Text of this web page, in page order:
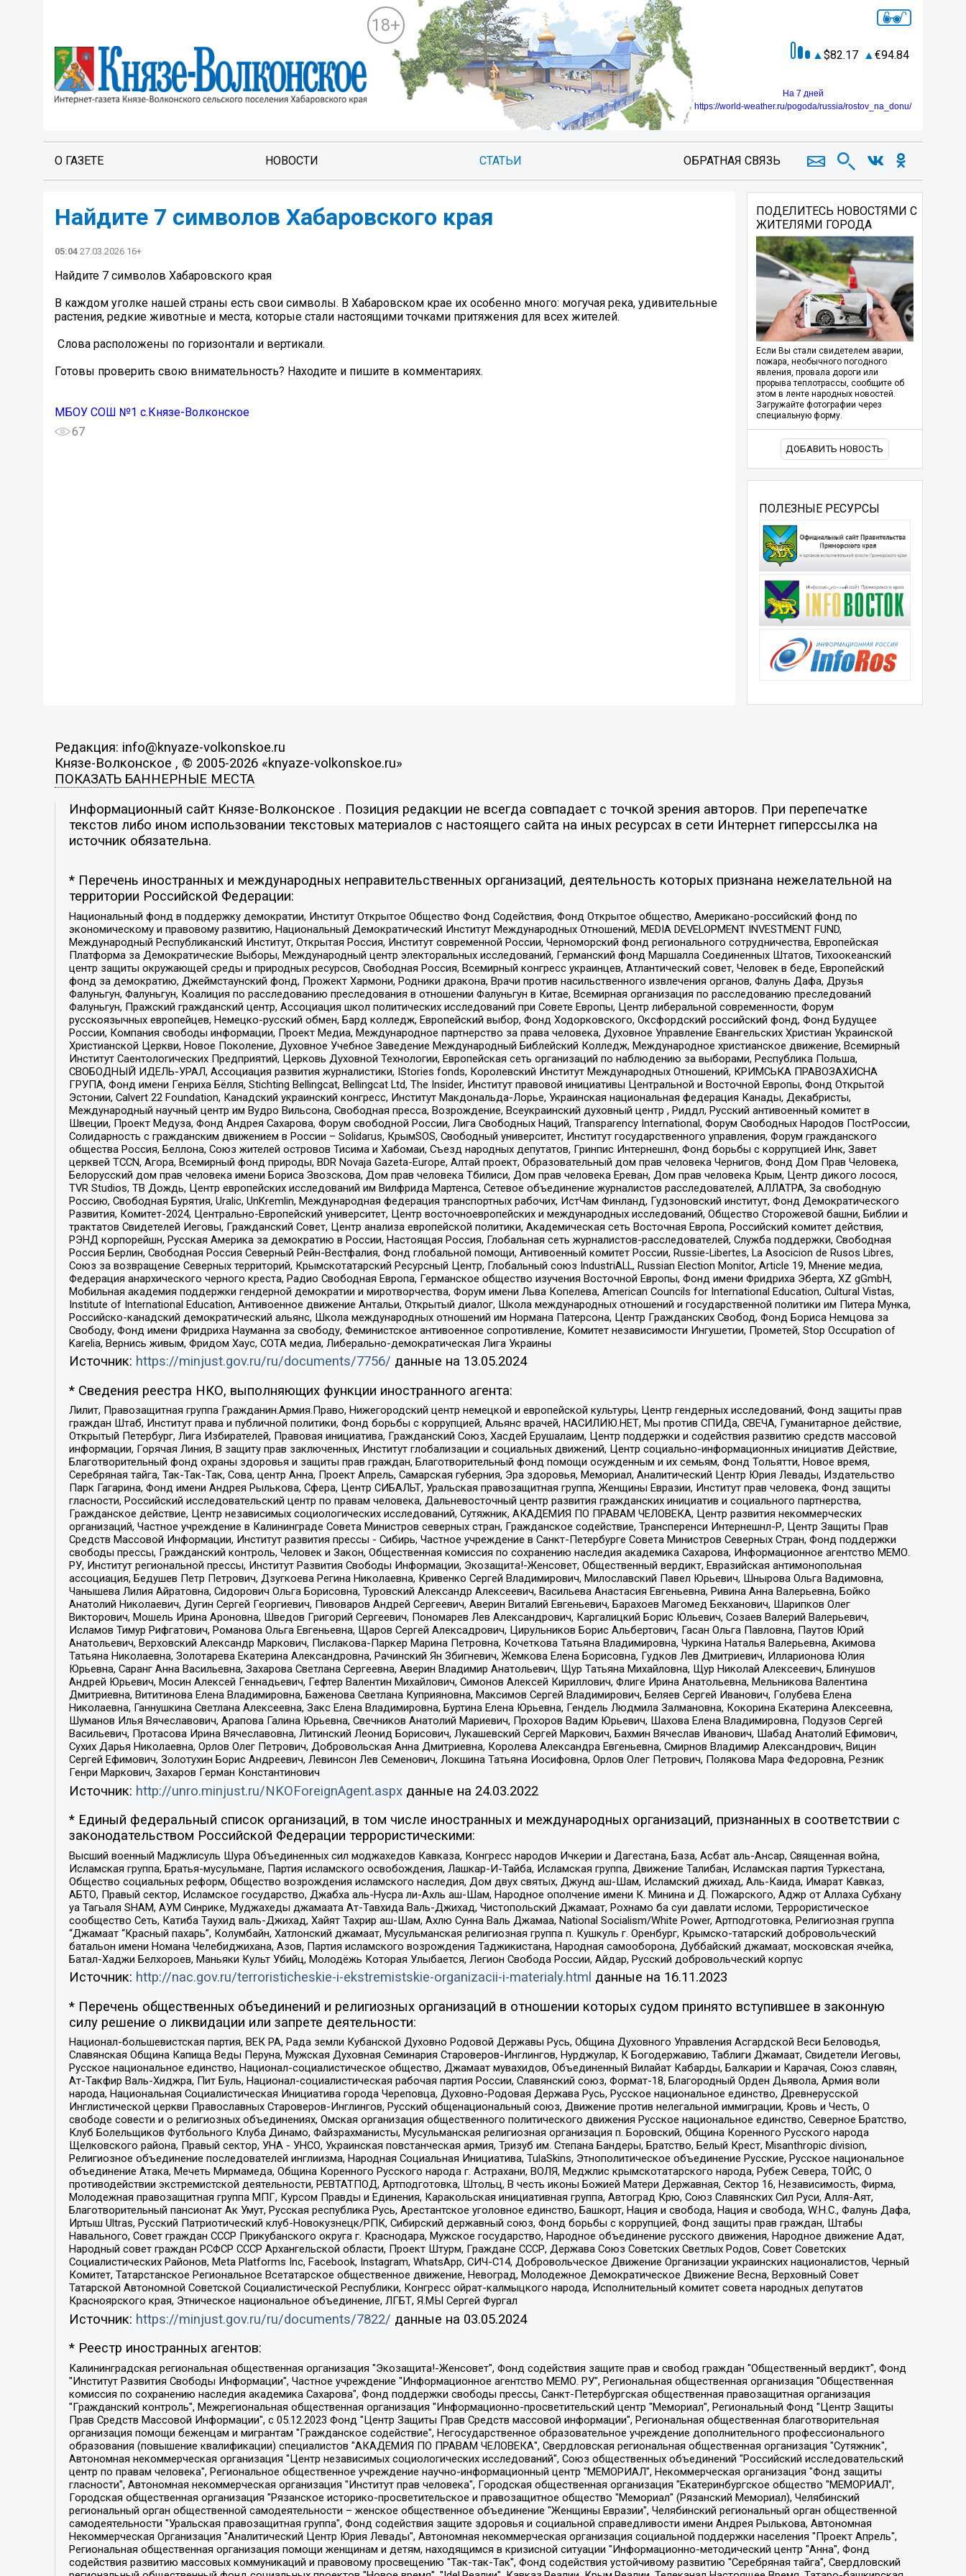
18+
82.17 94.84
На 7 дней
https://world-weather.ru/pogoda/russia/rostov_na_donu/
О ГАЗЕТЕ НОВОСТИ СТАТЬИ ОБРАТНАЯ СВЯЗЬ
Найдите 7 символов Хабаровского края
05:04 27.03.2026 16+
Найдите 7 символов Хабаровского края
В каждом уголке нашей страны есть свои символы. В Хабаровском крае их особенно много: могучая река, удивительные
растения, редкие животные и места, которые стали настоящими точками притяжения для всех жителей.
️ Слова расположены по горизонтали и вертикали.
Готовы проверить свою внимательность? Находите и пишите в комментариях.
МБОУ СОШ №1 с.Князе-Волконское
67
ПОДЕЛИТЕСЬ НОВОСТЯМИ С
ЖИТЕЛЯМИ ГОРОДА
Если Вы стали свидетелем аварии,
пожара, необычного погодного
явления, провала дороги или
прорыва теплотрассы, сообщите об
этом в ленте народных новостей.
Загружайте фотографии через
специальную форму.
ДОБАВИТЬ НОВОСТЬ
ПОЛЕЗНЫЕ РЕСУРСЫ
Редакция: info@knyaze-volkonskoe.ru
Князе-Волконское , © 2005-2026 «knyaze-volkonskoe.ru»
ПОКАЗАТЬ БАННЕРНЫЕ МЕСТА
Информационный сайт Князе-Волконское . Позиция редакции не всегда совпадает с точкой зрения авторов. При перепечатке
текстов либо ином использовании текстовых материалов с настоящего сайта на иных ресурсах в сети Интернет гиперссылка на
источник обязательна.
* Перечень иностранных и международных неправительственных организаций, деятельность которых признана нежелательной на
территории Российской Федерации:
Национальный фонд в поддержку демократии, Институт Открытое Общество Фонд Содействия, Фонд Открытое общество, Американо-российский фонд по
экономическому и правовому развитию, Национальный Демократический Институт Международных Отношений, MEDIA DEVELOPMENT INVESTMENT FUND,
Международный Республиканский Институт, Открытая Россия, Институт современной России, Черноморский фонд регионального сотрудничества, Европейская
Платформа за Демократические Выборы, Международный центр электоральных исследований, Германский фонд Маршалла Соединенных Штатов, Тихоокеанский
центр защиты окружающей среды и природных ресурсов, Свободная Россия, Всемирный конгресс украинцев, Атлантический совет, Человек в беде, Европейский
фонд за демократию, Джеймстаунский фонд, Прожект Хармони, Родники дракона, Врачи против насильственного извлечения органов, Фалунь Дафа, Друзья
Фалуньгун, Фалуньгун, Коалиция по расследованию преследования в отношении Фалуньгун в Китае, Всемирная организация по расследованию преследований
Фалуньгун, Пражский гражданский центр, Ассоциация школ политических исследований при Совете Европы, Центр либеральной современности, Форум
русскоязычных европейцев, Немецко-русский обмен, Бард колледж, Европейский выбор, Фонд Ходорковского, Оксфордский российский фонд, Фонд Будущее
России, Компания свободы информации, Проект Медиа, Международное партнерство за права человека, Духовное Управление Евангельских Христиан Украинской
Христианской Церкви, Новое Поколение, Духовное Учебное Заведение Международный Библейский Колледж, Международное христианское движение, Всемирный
Институт Саентологических Предприятий, Церковь Духовной Технологии, Европейская сеть организаций по наблюдению за выборами, Республика Польша,
СВОБОДНЫЙ ИДЕЛЬ-УРАЛ, Ассоциация развития журналистики, IStories fonds, Королевский Институт Международных Отношений, КРИМСЬКА ПРАВОЗАХИСНА
ГРУПА, Фонд имени Генриха Бёлля, Stichting Bellingcat, Bellingcat Ltd, The Insider, Институт правовой инициативы Центральной и Восточной Европы, Фонд Открытой
Эстонии, Calvert 22 Foundation, Канадский украинский конгресс, Институт Макдональда-Лорье, Украинская национальная федерация Канады, Декабристы,
Международный научный центр им Вудро Вильсона, Свободная пресса, Возрождение, Всеукраинский духовный центр , Риддл, Русский антивоенный комитет в
Швеции, Проект Медуза, Фонд Андрея Сахарова, Форум свободной России, Лига Свободных Наций, Transparеncy International, Форум Свободных Народов ПостРоссии,
Солидарность с гражданским движением в России – Solidarus, КрымSOS, Свободный университет, Институт государственного управления, Форум гражданского
общества Россия, Беллона, Союз жителей островов Тисима и Хабомаи, Съезд народных депутатов, Гринпис Интернешнл, Фонд борьбы с коррупцией Инк, Завет
церквей TCCN, Агора, Всемирный фонд природы, BDR Novaja Gazeta-Europe, Алтай проект, Образовательный дом прав человека Чернигов, Фонд Дом Прав Человека,
Белорусский дом прав человека имени Бориса Звозскова, Дом прав человека Тбилиси, Дом прав человека Ереван, Дом прав человека Крым, Центр дикого лосося,
TVR Studios, ТВ Дождь, Центр европейских исследований им Вилфрида Мартенса, Сетевое объединение журналистов расследователей, АЛЛАТРА, За свободную
Россию, Свободная Бурятия, Uralic, UnKremlin, Международная федерация транспортных рабочих, ИстЧам Финланд, Гудзоновский институт, Фонд Демократического
Развития, Комитет-2024, Центрально-Европейский университет, Центр восточноевропейских и международных исследований, Общество Сторожевой башни, Библии и
трактатов Свидетелей Иеговы, Гражданский Совет, Центр анализа европейской политики, Академическая сеть Восточная Европа, Российский комитет действия,
РЭНД корпорейшн, Русская Америка за демократию в России, Настоящая Россия, Глобальная сеть журналистов-расследователей, Служба поддержки, Свободная
Россия Берлин, Свободная Россия Северный Рейн-Вестфалия, Фонд глобальной помощи, Антивоенный комитет России, Russie-Libertes, La Asocicion de Rusos Libres,
Союз за возвращение Северных территорий, Крымскотатарский Ресурсный Центр, Глобальный союз IndustriALL, Russian Election Monitor, Article 19, Мнение медиа,
Федерация анархического черного креста, Радио Свободная Европа, Германское общество изучения Восточной Европы, Фонд имени Фридриха Эберта, XZ gGmbH,
Мобильная академия поддержки гендерной демократии и миротворчества, Форум имени Льва Копелева, American Councils for International Education, Cultural Vistas,
Institute of International Education, Антивоенное движение Антальи, Открытый диалог, Школа международных отношений и государственной политики им Питера Мунка,
Российско-канадский демократический альянс, Школа международных отношений им Нормана Патерсона, Центр Гражданских Свобод, Фонд Бориса Немцова за
Свободу, Фонд имени Фридриха Науманна за свободу, Феминистское антивоенное сопротивление, Комитет независимости Ингушетии, Прометей, Stop Occupation of
Karelia, Вернись живым, Фридом Хаус, СОТА медиа, Либерально-демократическая Лига Украины
Источник: https://minjust.gov.ru/ru/documents/7756/ данные на 13.05.2024
* Сведения реестра НКО, выполняющих функции иностранного агента:
Лилит, Правозащитная группа Гражданин.Армия.Право, Нижегородский центр немецкой и европейской культуры, Центр гендерных исследований, Фонд защиты прав
граждан Штаб, Институт права и публичной политики, Фонд борьбы с коррупцией, Альянс врачей, НАСИЛИЮ.НЕТ, Мы против СПИДа, СВЕЧА, Гуманитарное действие,
Открытый Петербург, Лига Избирателей, Правовая инициатива, Гражданский Союз, Хасдей Ерушалаим, Центр поддержки и содействия развитию средств массовой
информации, Горячая Линия, В защиту прав заключенных, Институт глобализации и социальных движений, Центр социально-информационных инициатив Действие,
Благотворительный фонд охраны здоровья и защиты прав граждан, Благотворительный фонд помощи осужденным и их семьям, Фонд Тольятти, Новое время,
Серебряная тайга, Так-Так-Так, Сова, центр Анна, Проект Апрель, Самарская губерния, Эра здоровья, Мемориал, Аналитический Центр Юрия Левады, Издательство
Парк Гагарина, Фонд имени Андрея Рылькова, Сфера, Центр СИБАЛЬТ, Уральская правозащитная группа, Женщины Евразии, Институт прав человека, Фонд защиты
гласности, Российский исследовательский центр по правам человека, Дальневосточный центр развития гражданских инициатив и социального партнерства,
Гражданское действие, Центр независимых социологических исследований, Сутяжник, АКАДЕМИЯ ПО ПРАВАМ ЧЕЛОВЕКА, Центр развития некоммерческих
организаций, Частное учреждение в Калининграде Совета Министров северных стран, Гражданское содействие, Трансперенси Интернешнл-Р, Центр Защиты Прав
Средств Массовой Информации, Институт развития прессы - Сибирь, Частное учреждение в Санкт-Петербурге Совета Министров Северных Стран, Фонд поддержки
свободы прессы, Гражданский контроль, Человек и Закон, Общественная комиссия по сохранению наследия академика Сахарова, Информационное агентство МЕМО.
РУ, Институт региональной прессы, Институт Развития Свободы Информации, Экозащита!-Женсовет, Общественный вердикт, Евразийская антимонопольная
ассоциация, Бедушев Петр Петрович, Дзугкоева Регина Николаевна, Кривенко Сергей Владимирович, Милославский Павел Юрьевич, Шнырова Ольга Вадимовна,
Чанышева Лилия Айратовна, Сидорович Ольга Борисовна, Туровский Александр Алексеевич, Васильева Анастасия Евгеньевна, Ривина Анна Валерьевна, Бойко
Анатолий Николаевич, Дугин Сергей Георгиевич, Пивоваров Андрей Сергеевич, Аверин Виталий Евгеньевич, Барахоев Магомед Бекханович, Шарипков Олег
Викторович, Мошель Ирина Ароновна, Шведов Григорий Сергеевич, Пономарев Лев Александрович, Каргалицкий Борис Юльевич, Созаев Валерий Валерьевич,
Исламов Тимур Рифгатович, Романова Ольга Евгеньевна, Щаров Сергей Алексадрович, Цирульников Борис Альбертович, Гасан Ольга Павловна, Паутов Юрий
Анатольевич, Верховский Александр Маркович, Пислакова-Паркер Марина Петровна, Кочеткова Татьяна Владимировна, Чуркина Наталья Валерьевна, Акимова
Татьяна Николаевна, Золотарева Екатерина Александровна, Рачинский Ян Збигневич, Жемкова Елена Борисовна, Гудков Лев Дмитриевич, Илларионова Юлия
Юрьевна, Саранг Анна Васильевна, Захарова Светлана Сергеевна, Аверин Владимир Анатольевич, Щур Татьяна Михайловна, Щур Николай Алексеевич, Блинушов
Андрей Юрьевич, Мосин Алексей Геннадьевич, Гефтер Валентин Михайлович, Симонов Алексей Кириллович, Флиге Ирина Анатольевна, Мельникова Валентина
Дмитриевна, Вититинова Елена Владимировна, Баженова Светлана Куприяновна, Максимов Сергей Владимирович, Беляев Сергей Иванович, Голубева Елена
Николаевна, Ганнушкина Светлана Алексеевна, Закс Елена Владимировна, Буртина Елена Юрьевна, Гендель Людмила Залмановна, Кокорина Екатерина Алексеевна,
Шуманов Илья Вячеславович, Арапова Галина Юрьевна, Свечников Анатолий Мариевич, Прохоров Вадим Юрьевич, Шахова Елена Владимировна, Подузов Сергей
Васильевич, Протасова Ирина Вячеславовна, Литинский Леонид Борисович, Лукашевский Сергей Маркович, Бахмин Вячеслав Иванович, Шабад Анатолий Ефимович,
Сухих Дарья Николаевна, Орлов Олег Петрович, Добровольская Анна Дмитриевна, Королева Александра Евгеньевна, Смирнов Владимир Александрович, Вицин
Сергей Ефимович, Золотухин Борис Андреевич, Левинсон Лев Семенович, Локшина Татьяна Иосифовна, Орлов Олег Петрович, Полякова Мара Федоровна, Резник
Генри Маркович, Захаров Герман Константинович
Источник: http://unro.minjust.ru/NKOForeignAgent.aspxданные на 24.03.2022
* Единый федеральный список организаций, в том числе иностранных и международных организаций, признанных в соответствии с
законодательством Российской Федерации террористическими:
Высший военный Маджлисуль Шура Объединенных сил моджахедов Кавказа, Конгресс народов Ичкерии и Дагестана, База, Асбат аль-Ансар, Священная война,
Исламская группа, Братья-мусульмане, Партия исламского освобождения, Лашкар-И-Тайба, Исламская группа, Движение Талибан, Исламская партия Туркестана,
Общество социальных реформ, Общество возрождения исламского наследия, Дом двух святых, Джунд аш-Шам, Исламский джихад, Аль-Каида, Имарат Кавказ,
АБТО, Правый сектор, Исламское государство, Джабха аль-Нусра ли-Ахль аш-Шам, Народное ополчение имени К. Минина и Д. Пожарского, Аджр от Аллаха Субхану
уа Тагьаля SHAM, АУМ Синрике, Муджахеды джамаата Ат-Тавхида Валь-Джихад, Чистопольский Джамаат, Рохнамо ба суи давлати исломи, Террористическое
сообщество Сеть, Катиба Таухид валь-Джихад, Хайят Тахрир аш-Шам, Ахлю Сунна Валь Джамаа, National Socialism/White Power, Артподготовка, Религиозная группа
“Джамаат “Красный пахарь”, Колумбайн, Хатлонский джамаат, Мусульманская религиозная группа п. Кушкуль г. Оренбург, Крымско-татарский добровольческий
батальон имени Номана Челебиджихана, Азов, Партия исламского возрождения Таджикистана, Народная самооборона, Дуббайский джамаат, московская ячейка,
Батал-Хаджи Белхороев, Маньяки Культ Убийц, Молодёжь Которая Улыбается, Легион Свобода России, Айдар, Русский добровольческий корпус
Источник: http://nac.gov.ru/terroristicheskie-i-ekstremistskie-organizacii-i-materialy.html данные на 16.11.2023
* Перечень общественных объединений и религиозных организаций в отношении которых судом принято вступившее в законную
силу решение о ликвидации или запрете деятельности:
Национал-большевистская партия, ВЕК РА, Рада земли Кубанской Духовно Родовой Державы Русь, Община Духовного Управления Асгардской Веси Беловодья,
Славянская Община Капища Веды Перуна, Мужская Духовная Семинария Староверов-Инглингов, Нурджулар, К Богодержавию, Таблиги Джамаат, Свидетели Иеговы,
Русское национальное единство, Национал-социалистическое общество, Джамаат мувахидов, Объединенный Вилайат Кабарды, Балкарии и Карачая, Союз славян,
Ат-Такфир Валь-Хиджра, Пит Буль, Национал-социалистическая рабочая партия России, Славянский союз, Формат-18, Благородный Орден Дьявола, Армия воли
народа, Национальная Социалистическая Инициатива города Череповца, Духовно-Родовая Держава Русь, Русское национальное единство, Древнерусской
Инглистической церкви Православных Староверов-Инглингов, Русский общенациональный союз, Движение против нелегальной иммиграции, Кровь и Честь, О
свободе совести и о религиозных объединениях, Омская организация общественного политического движения Русское национальное единство, Северное Братство,
Клуб Болельщиков Футбольного Клуба Динамо, Файзрахманисты, Мусульманская религиозная организация п. Боровский, Община Коренного Русского народа
Щелковского района, Правый сектор, УНА - УНСО, Украинская повстанческая армия, Тризуб им. Степана Бандеры, Братство, Белый Крест, Misanthropic division,
Религиозное объединение последователей инглиизма, Народная Социальная Инициатива, TulaSkins, Этнополитическое объединение Русские, Русское национальное
объединение Атака, Мечеть Мирмамеда, Община Коренного Русского народа г. Астрахани, ВОЛЯ, Меджлис крымскотатарского народа, Рубеж Севера, ТОЙС, О
противодействии экстремистской деятельности, РЕВТАТПОД, Артподготовка, Штольц, В честь иконы Божией Матери Державная, Сектор 16, Независимость, Фирма,
Молодежная правозащитная группа МПГ, Курсом Правды и Единения, Каракольская инициативная группа, Автоград Крю, Союз Славянских Сил Руси, Алля-Аят,
Благотворительный пансионат Ак Умут, Русская республика Русь, Арестантское уголовное единство, Башкорт, Нация и свобода, Нация и свобода, W.H.С., Фалунь Дафа,
Иртыш Ultras, Русский Патриотический клуб-Новокузнецк/РПК, Сибирский державный союз, Фонд борьбы с коррупцией, Фонд защиты прав граждан, Штабы
Навального, Совет граждан СССР Прикубанского округа г. Краснодара, Мужское государство, Народное объединение русского движения, Народное движение Адат,
Народный совет граждан РСФСР СССР Архангельской области, Проект Штурм, Граждане СССР, Держава Союз Советских Светлых Родов, Совет Советских
Социалистических Районов, Meta Platforms Inc, Facebook, Instagram, WhatsApp, СИЧ-С14, Добровольческое Движение Организации украинских националистов, Черный
Комитет, Татарстанское Региональное Всетатарское общественное движение, Невоград, Молодежное Демократическое Движение Весна, Верховный Совет
Татарской Автономной Советской Социалистической Республики, Конгресс ойрат-калмыцкого народа, Исполнительный комитет совета народных депутатов
Красноярского края, Этническое национальное объединение, ЛГБТ, Я.МЫ Сергей Фургал
Источник: https://minjust.gov.ru/ru/documents/7822/ данные на 03.05.2024
* Реестр иностранных агентов:
Калининградская региональная общественная организация "Экозащита!-Женсовет", Фонд содействия защите прав и свобод граждан "Общественный вердикт", Фонд "Институт Развития Свободы Информации", Частное учреждение "Информационное агентство МЕМО. РУ", Региональная общественная организация "Общественная комиссия по сохранению наследия академика Сахарова", Фонд поддержки свободы прессы, Санкт-Петербургская общественная правозащитная организация "Гражданский контроль", Межрегиональная общественная организация "Информационно-просветительский центр "Мемориал", Региональный Фонд "Центр Защиты Прав Средств Массовой Информации", с 05.12.2023 Фонд "Центр Защиты Прав Средств массовой информации", Региональная общественная благотворительная организация помощи беженцам и мигрантам "Гражданское содействие", Негосударственное образовательное учреждение дополнительного профессионального образования (повышение квалификации) специалистов "АКАДЕМИЯ ПО ПРАВАМ ЧЕЛОВЕКА", Свердловская региональная общественная организация "Сутяжник", Автономная некоммерческая организация "Центр независимых социологических исследований", Союз общественных объединений "Российский исследовательский центр по правам человека", Региональное общественное учреждение научно-информационный центр "МЕМОРИАЛ", Некоммерческая организация "Фонд защиты гласности", Автономная некоммерческая организация "Институт прав человека", Городская общественная организация "Екатеринбургское общество "МЕМОРИАЛ", Городская общественная организация "Рязанское историко-просветительское и правозащитное общество "Мемориал" (Рязанский Мемориал), Челябинский региональный орган общественной самодеятельности – женское общественное объединение "Женщины Евразии", Челябинский региональный орган общественной самодеятельности "Уральская правозащитная группа", Фонд содействия защите здоровья и социальной справедливости имени Андрея Рылькова, Автономная Некоммерческая Организация "Аналитический Центр Юрия Левады", Автономная некоммерческая организация социальной поддержки населения "Проект Апрель", Региональная общественная организация помощи женщинам и детям, находящимся в кризисной ситуации "Информационно-методический центр "Анна", Фонд содействия развитию массовых коммуникаций и правовому просвещению "Так-так-Так", Фонд содействия устойчивому развитию "Серебряная тайга", Свердловский региональный общественный фонд социальных проектов "Новое время", "Idel.Реалии", Кавказ.Реалии, Крым.Реалии, Телеканал Настоящее Время, Татаро-башкирская служба Радио Свобода (Azatliq Radiosi), Радио Свободная Европа/Радио Свобода (PCE/PC), "Сибирь.Реалии", "Фактограф", Благотворительный фонд помощи осужденным и их семьям, Автономная некоммерческая организация "Институт глобализации и социальных движений", Фонд "В защиту прав заключенных", Частное учреждение "Центр поддержки и содействия развитию средств массовой информации", Пензенский региональный общественный благотворительный фонд "Гражданский союз", "Север.Реалии", Некоммерческая организация Фонд "Правовая инициатива", Общество с ограниченной ответственностью "Радио Свободная Европа/Радио Свобода", Чешское информационное агентство "MEDIUM-ORIENT", Красноярская региональная общественная организация "Мы против СПИДа", Камалягин Денис Николаевич, Маркелов Сергей Евгеньевич, Пономарев Лев Александрович, Савицкая Людмила Алексеевна, Автономная некоммерческая организация "Центр по работе с проблемой насилия "НАСИЛИЮ.НЕТ", Межрегиональный профессиональный союз работников здравоохранения "Альянс врачей", Юридическое лицо, зарегистрированное в Латвийской Республике, SIA "Medusa Project" (регистрационный номер 40103797863, дата регистрации 10.06.2014), Некоммерческая организация "Фонд по борьбе с коррупцией", Автономная некоммерческая организация "Институт права и публичной политики", Баданин Роман Сергеевич, Гликин Максим Александрович, Железнова Мария Михайловна, Лукьянова Юлия Сергеевна, Маетная Елизавета Витальевна, Маняхин Петр Борисович, Чуракова Ольга Владимировна, Ярош Юлия Петровна, Юридическое лицо "The Insider SIA", зарегистрированное в Риге, Латвийская Республика (дата регистрации 26.06.2015), являющееся администратором доменного имени интернет-издания "The Insider SIA", https://theins.ru, Постернак Алексей Евгеньевич, Рубин Михаил Аркадьевич, Анин Роман Александрович, Юридическое лицо Istories fonds, зарегистрированное в Латвийской Республике (регистрационный номер 50008295751, дата регистрации 24.02.2020), Великовский Дмитрий Александрович, Долинина Ирина Николаевна, Мароховская Алеся Алексеевна, Шлейнов Роман Юрьевич, Шмагун Олеся Валентиновна, Общество с ограниченной ответственностью "Альтаир 2021", Общество с ограниченной ответственностью "Вега 2021", Общество с ограниченной ответственностью "Главный редактор 2021", Общество с ограниченной ответственностью "Ромашки монолит", Важенков Артем Валерьевич, Ивановская областная общественная организация "Центр гендерных исследований", Гурман Юрий Альбертович, Медиапроект "ОВД-Инфо", Егоров Владимир Владимирович, Жилинский Владимир Александрович, Общество с ограниченной ответственностью "ЗП", Иванова София Юрьевна, Карезина Инна Павловна, Кильтау Екатерина Викторовна, Петров Алексей Викторович, Пискунов Сергей Евгеньевич, Смирнов Сергей Сергеевич, Тихонов Михаил Сергеевич, Общество с ограниченной ответственностью "ЖУРНАЛИСТ-ИНОСТРАННЫЙ АГЕНТ", Арапова Галина Юрьевна, Вольтская Татьяна Анатольевна, Американская компания "Mason G.E.S. Anonymous Foundation" (США), являющаяся владельцем интернет-издания https://mnews.world/, Компания "Stichting Bellingcat", зарегистрированная в Нидерландах (дата регистрации 11.07.2018), Захаров Андрей Вячеславович, Клепиковская Екатерина Дмитриевна, Общество с ограниченной ответственностью "МЕМО", Перл Роман Александрович, Симонов Евгений Алексеевич, Соловьева Елена Анатольевна, Сотников Даниил Владимирович, Сурначева Елизавета Дмитриевна, Автономная некоммерческая организация по защите прав человека и информированию населения "Якутия – Наше Мнение", Общество с ограниченной ответственностью "Москоу диджитал медиа", с 26.01.2023 Общество с ограниченной ответственностью "Чайка Белые сады", Ветошкина Валерия Валерьевна, Заговора Максим Александрович, Межрегиональное общественное движение "Российская ЛГБТ - сеть", Оленичев Максим Владимирович, Павлов Иван Юрьевич, Скворцова Елена Сергеевна, Общество с ограниченной ответственностью "Как бы инагент", Кочетков Игорь Викторович, Общество с ограниченной ответственностью "Честные выборы", Еланчик Олег Александрович, Общество с ограниченной ответственностью "Нобелевский призыв", Гималова Регина Эмилевна, Григорьев Андрей Валерьевич, Григорьева Алина Александровна, Ассоциация по содействию защите прав призывников, альтернативнослужащих и военнослужащих "Правозащитная группа "Гражданин.Армия.Право", Хисамова Регина Фаритовна, Автономная некоммерческая организация по реализации социально-правовых программ "Лилит", Дальневосточное общественное движение "Маяк", Санкт-Петербургская ЛГБТ-инициативная группа "Выход", Инициативная группа ЛГБТ+ "Реверс", Алексеев Андрей Викторович, Бекбулатова Таисия Львовна, Беляев Иван Михайлович, Владыкина Елена Сергеевна, Гельман Марат Александрович, Никульшина Вероника Юрьевна, Толоконникова Надежда Андреевна, Шендерович Виктор Анатольевич, Общество с ограниченной ответственностью "Данное сообщение", Общество с ограниченной ответственностью Издательский дом "Новая глава", Айнбиндер Александра Александровна, Московский комьюнити-центр для ЛГБТ+инициатив, Благотворительный фонд развития филантропии, Deutsche Welle (Германия, Kurt-Schumacher-Strasse 3, 53113 Bonn), Борзунова Мария Михайловна, Воробьев Виктор Викторович, Голубева Анна Львовна, Константинова Алла Михайловна, Малкова Ирина Владимировна, Мурадов Мурад Абдулгалимович, Осетинская Елизавета Николаевна, Понасенков Евгений Николаевич, Ганапольский Матвей Юрьевич, Киселев Евгений Алексеевич, Борухович Ирина Григорьевна, Дремин Иван Тимофеевич, Дубровский Дмитрий Викторович, Красноярская региональная общественная организация поддержки и развития альтернативных образовательных технологий и межкультурных коммуникаций "ИНТЕРРА", Маяковская Екатерина Алексеевна, Фейгин Марк Захарович, Филимонов Андрей Викторович, Дзугкоева Регина Николаевна, Доброхотов Роман Александрович, Дудь Юрий Александрович, Елкин Сергей Владимирович, Кругликов Кирилл Игоревич, Сабунаева Мария Леонидовна, Семенов Алексей Владимирович, Шаинян Карен Багратович, Шульман Екатерина Михайловна, Асафьев Артур Валерьевич, Вахштайн Виктор Семенович, Венедиктов Алексей Алексеевич, Лушникова Екатерина Евгеньевна, Волков Леонид Михайлович, Невзоров Александр Глебович, Пархоменко Сергей Борисович, Сироткин Ярослав Николаевич, Кара-Мурза Владимир Владимирович, Баранова Наталья Владимировна, Гозман Леонид Яковлевич, Кагарлицкий Борис Юльевич, Климарев Михаил Валерьевич, Милов Владимир Станиславович, Автономная некоммерческая организация Краснодарский центр современного искусства "Типография", Моргенштерн Алишер Тагирович, Соболь Любовь Эдуардовна, Общество с ограниченной ответственностью "ЛИЗА НОРМ", Каспаров Гарри Кимович, Ходорковский Михаил Борисович, Общество с ограниченной ответственностью "Апрельские тезисы", Данилович Ирина Брониславовна, Кашин Олег Владимирович, Петров Николай Владимирович, Пивоваров Алексей Владимирович, Соколов Михаил Владимирович, Цветкова Юлия Владимировна, Чичваркин Евгений Александрович, Комитет против пыток/Команда против пыток, Общество с ограниченной ответственностью "Первый научный", Общество с ограниченной ответственностью "Вертолет и ко", Белоцерковская Вероника Борисовна, Кац Максим Евгеньевич, Лазарева Татьяна Юрьевна, Шаведдинов Руслан Табризович, Яшин Илья Валерьевич, Общество с ограниченной ответственностью "Иноагент ААВ", Алешковский Дмитрий Петрович, Альбац Евгения Марковна, Быков Дмитрий Львович, Галямина Юлия Евгеньевна, Лойко Сергей Леонидович, Мартынов Кирилл Константинович, Медведев Сергей Александрович, Крашенинников Федор Геннадиевич, Гордеева Катерина Вл